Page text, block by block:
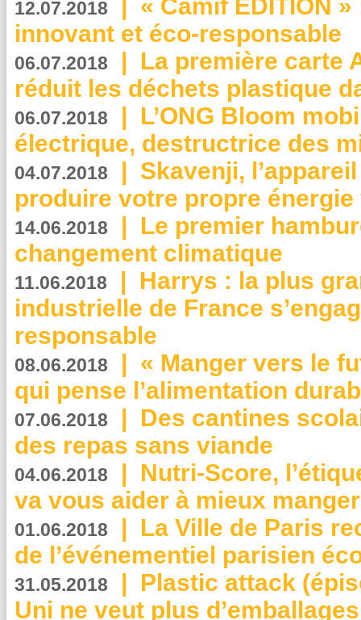
12.07.2018 | « Camif EDITION
innovant et éco-responsable
06.07.2018 | La première carte
réduit les déchets plastique
06.07.2018 | L’ONG Bloom
électrique, destructrice des
04.07.2018 | Skavenji,
produire votre propre
14.06.2018 | Le premier
changement climatique
11.06.2018 | Harrys : la plus
industrielle de France
responsable
08.06.2018 | « Manger vers le
qui pense l’alimentation
07.06.2018 | Des cantines
des repas sans viande
04.06.2018 | Nutri-Score,
va vous aider à mieux
01.06.2018 | La Ville de Paris
de l’événementiel parisien
31.05.2018 | Plastic attack
Uni ne veut plus